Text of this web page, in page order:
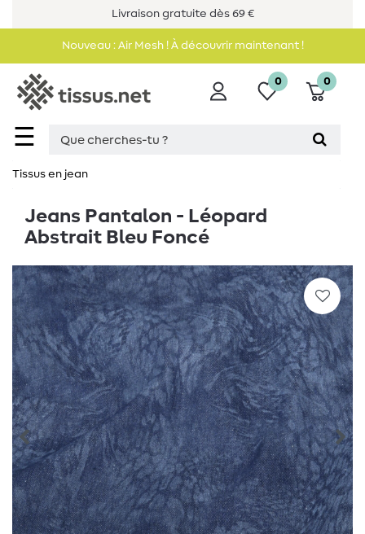
Livraison gratuite dès 69 €
Nouveau : Air Mesh ! À découvrir maintenant !
☰
0 0
Tissus en jean
Jeans Pantalon - Léopard
Abstrait Bleu Foncé